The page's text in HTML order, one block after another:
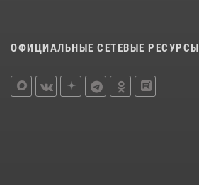
ОФИЦИАЛЬНЫЕ СЕТЕВЫЕ РЕСУРСЫ